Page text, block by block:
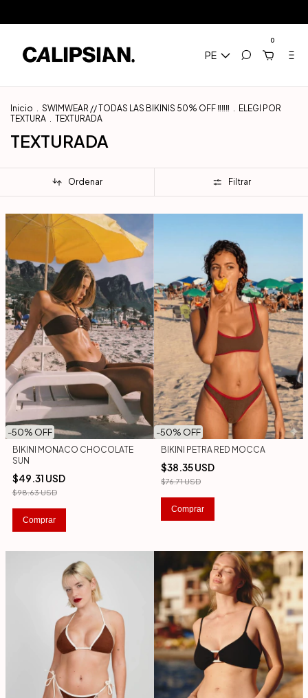
PE
0
Inicio . SWIMWEAR // TODAS LAS BIKINIS 50% OFF ‼️‼️‼️ . ELEGI POR
TEXTURA . TEXTURADA
TEXTURADA
Ordenar Filtrar
-50% OFF
BIKINI MONACO CHOCOLATE
SUN
$49.31 USD
$98.63 USD
Comprar
-50% OFF
BIKINI PETRA RED MOCCA
$38.35 USD
$76.71 USD
Comprar